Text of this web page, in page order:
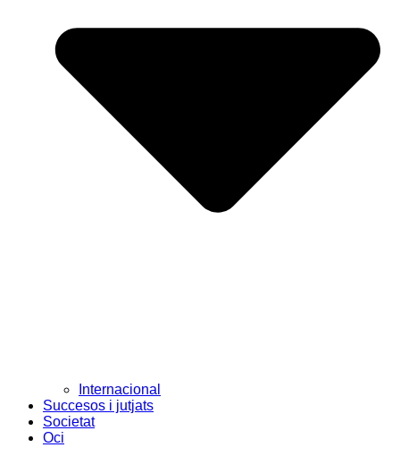
Internacional
Succesos i jutjats
Societat
Oci